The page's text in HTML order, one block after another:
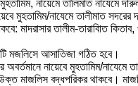
মুহতামিম, নায়েমে তালিমাত
মুহতামিম/নাযেমে তালীমাত সদরের
মাদরাসার তালীম-তারাবিাত
মজলিসে আসাতিজা গঠিত হবে।
নায়েবে মুহতামিম/নাযেমে
মাজলিস বদ্ধপরিকর থাকবে।